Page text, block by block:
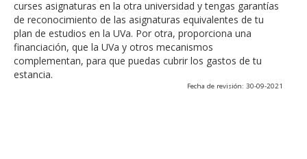
curses asignaturas en la otra universidad y tengas garantías
de reconocimiento de las asignaturas equivalentes de tu
plan de estudios en la UVa. Por otra, proporciona una
financiación, que la UVa y otros mecanismos
complementan, para que puedas cubrir los gastos de tu
estancia.
Fecha de revisión: 30-09-2021